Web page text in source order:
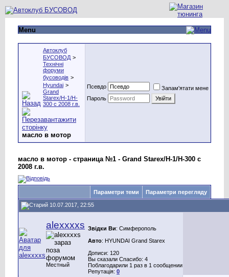
Menu
Автоклуб
БУСОВОД >
Технічні
форуми
бусоводів >
Hyundai >
Grand
Starex/H-1/H-
300 с 2008 г.в.
масло в мотор
Псевдо
Запам'ятати мене
Пароль
масло в мотор - страница №1 - Grand Starex/H-1/H-300 с
2008 г.в.
Параметри теми Параметри перегляду
10.07.2017, 22:55
alexxxxs
Местный
Звідки Ви: Симферополь
Авто: HYUNDAI Grand Starex
Дописи: 120
Вы сказали Спасибо: 4
Поблагодарили 1 раз в 1 сообщении
Репутація: 0